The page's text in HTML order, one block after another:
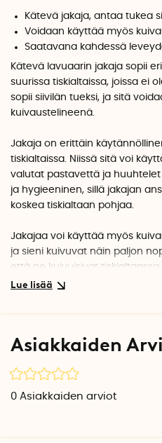
Kätevä jakaja, antaa tukea
Voidaan käyttää myös
Saatavana kahdessä
Kätevä lavuaarin jakaja sopii
suurissa tiskialtaissa, joissa ei
sopii siivilän tueksi, ja sitä
kuivaustelineenä.
Jakaja on erittäin
tiskialtaissa. Niissä sitä voi
valutat pastavettä ja huuhtelet
ja hygieeninen, sillä jakajan
koskea tiskialtaan pohjaa.
Jakajaa voi käyttää myös
ja sieni kuivuvat näin paljon
että ne kuivuisivat tiskialtaassa
myös irrotettava metallilevy,
Molempien mallien pituus on
56,6 cm:iin, joten ne sopivat
Asiakkaiden
0 Asiakkaiden arviot